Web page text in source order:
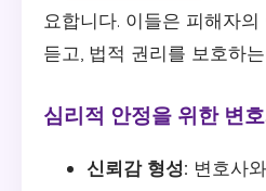
요합니다. 이들은 피해자
듣고, 법적 권리를 보호하
심리적 안정을 위한 변
신뢰감 형성: 변호사